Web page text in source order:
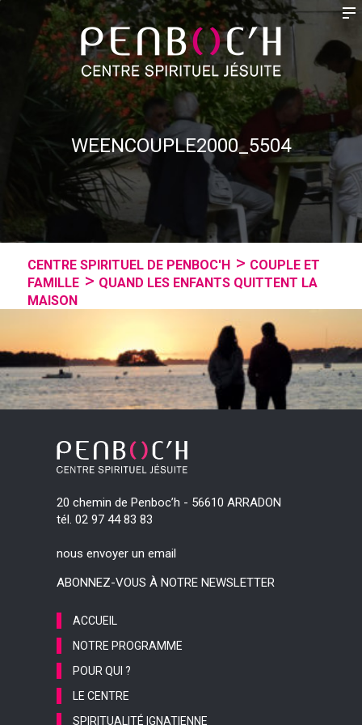
WEENCOUPLE2000_5504
CENTRE SPIRITUEL DE PENBOC'H
COUPLE ET
FAMILLE
QUAND LES ENFANTS QUITTENT LA
MAISON
20 chemin de Penboc’h - 56610 ARRADON
tél. 02 97 44 83 83
nous envoyer un email
ABONNEZ-VOUS À NOTRE NEWSLETTER
ACCUEIL
NOTRE PROGRAMME
POUR QUI ?
LE CENTRE
SPIRITUALITÉ IGNATIENNE